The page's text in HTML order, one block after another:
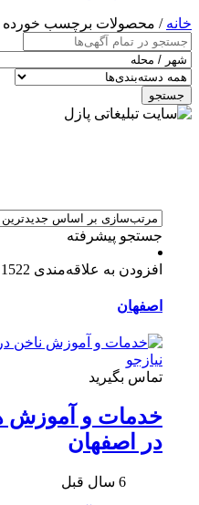
خانه / محصولات برچسب خورده “آموزش ۰
جستجو
جستجو پیشرفته
افزودن به علاقه‌مندی 1522 بازدید
اصفهان
تماس بگیرید
خدمات و آموزش
در اصفهان
6 سال قبل